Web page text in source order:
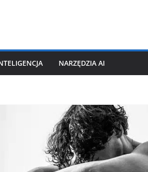
NARZĘDZIA AI